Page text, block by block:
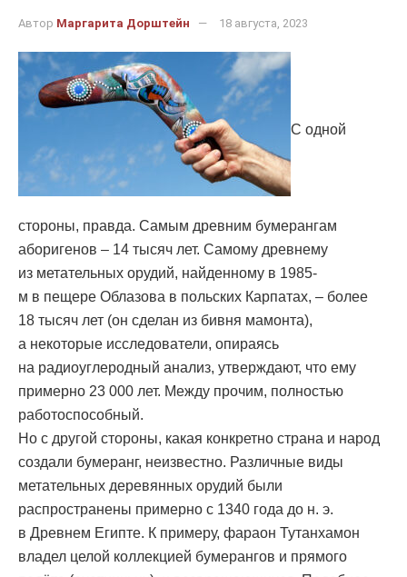
Автор Маргарита Дорштейн 18 августа, 2023
С одной
стороны, правда. Самым древним бумерангам
аборигенов – 14 тысяч лет. Самому древнему
из метательных орудий, найденному в 1985-
м в пещере Облазова в польских Карпатах, – более
18 тысяч лет (он сделан из бивня мамонта),
а некоторые исследователи, опираясь
на радиоуглеродный анализ, утверждают, что ему
примерно 23 000 лет. Между прочим, полностью
работоспособный.
Но с другой стороны, какая конкретно страна и народ
создали бумеранг, неизвестно. Различные виды
метательных деревянных орудий были
распространены примерно с 1340 года до н. э.
в Древнем Египте. К примеру, фараон Тутанхамон
владел целой коллекцией бумерангов и прямого